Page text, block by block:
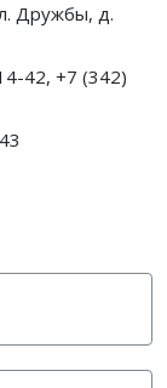
Дружбы, д.
42, +7 (342)